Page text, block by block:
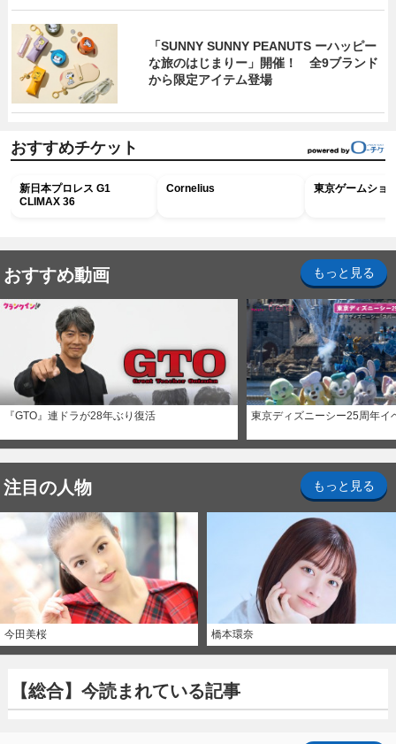
「SUNNY SUNNY PEANUTS ーハッピー
な旅のはじまりー」開催！ 全9ブランド
から限定アイテム登場
おすすめチケット
新日本プロレス G1
CLIMAX 36
Cornelius 東京ゲームショ
おすすめ動画 もっと見る
『GTO』連ドラが28年ぶり復活 東京ディズニーシー25周年イ
注目の人物 もっと見る
今田美桜 橋本環奈
【総合】今読まれている記事